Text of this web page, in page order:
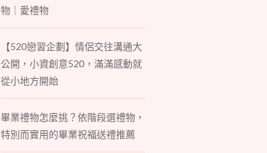
物｜愛禮物
【520戀習企劃】情侶交往溝通大
公開，小資創意520，滿滿感動就
從小地方開始
畢業禮物怎麼挑？依階段選禮物，
特別而實用的畢業祝福送禮推薦